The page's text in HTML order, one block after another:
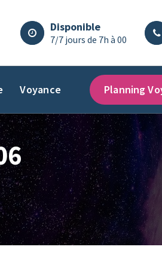
Disponible
7/7 jours de 7h à 00
Voyance Planning